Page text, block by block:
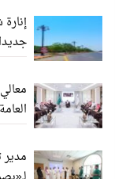
جديدا
مدير